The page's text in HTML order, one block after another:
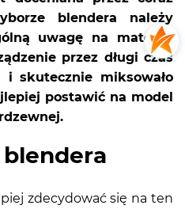
blendera należy
uwagę na materiał
przez długi czas
i skutecznie miksowało
postawić na model
zdecydować się na ten